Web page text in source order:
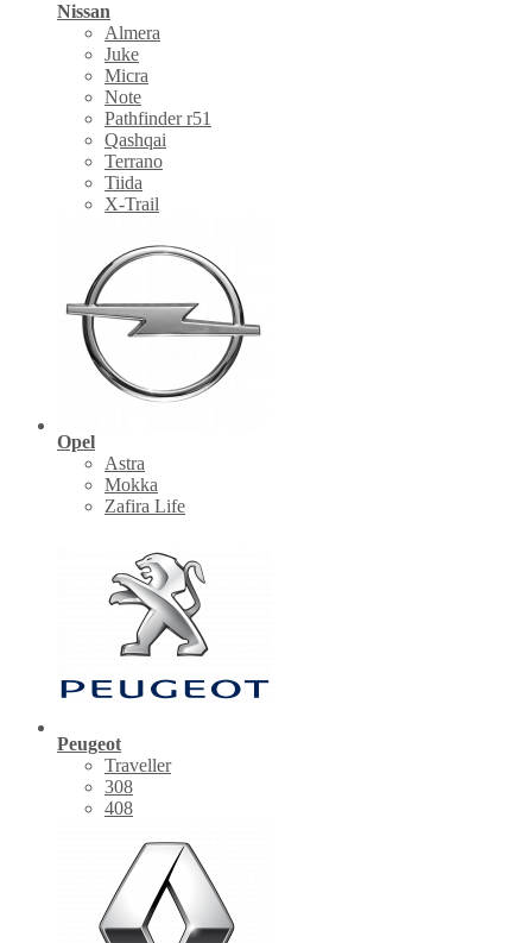
Nissan
Almera
Juke
Micra
Note
Pathfinder r51
Qashqai
Terrano
Tiida
X-Trail
Opel
Astra
Mokka
Zafira Life
Peugeot
Traveller
308
408